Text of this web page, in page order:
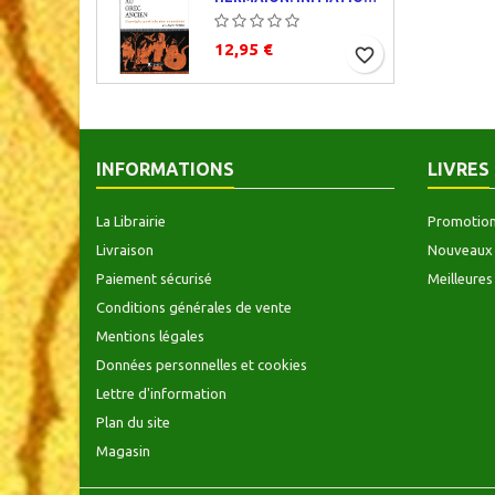
12,95 € favorite_border
INFORMATIONS
La Librairie
Livraison
Paiement sécurisé
Conditions générales de vente
Mentions légales
Données personnelles et cookies
Lettre d'information
Plan du site
Magasin
LIVRES
Nouveaux